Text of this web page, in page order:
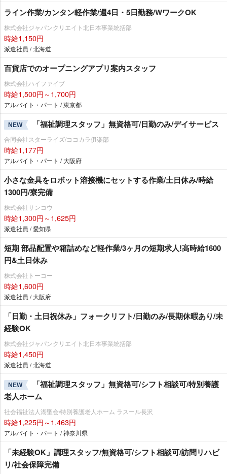
ライン作業/カンタン軽作業/週4日・5日勤務/WワークOK
株式会社ジャパンクリエイト北日本事業統括部
時給1,150円
派遣社員 / 北海道
百貨店でのオープニングアプリ案内スタッフ
株式会社ハイファイブ
時給1,500円～1,700円
アルバイト・パート / 東京都
NEW 「福祉調理スタッフ」無資格可/日勤のみ/デイサービス
合同会社スターライズ/ココカラ俱楽部
時給1,177円
アルバイト・パート / 大阪府
小さな金具をロボット溶接機にセットする作業/土日休み/時給
1300円/寮完備
株式会社サンコウ
時給1,300円～1,625円
派遣社員 / 愛知県
短期 部品配置や箱詰めなど軽作業/3ヶ月の短期求人!高時給1600
円&土日休み
株式会社トーコー
時給1,600円
派遣社員 / 大阪府
「日勤・土日祝休み」フォークリフト/日勤のみ/長期休暇あり/未
経験OK
株式会社ジャパンクリエイト北日本事業統括部
時給1,450円
派遣社員 / 北海道
NEW
「福祉調理スタッフ」無資格可/シフト相談可/特別養護
老人ホーム
社会福祉法人湖聖会/特別養護老人ホーム ラスール長沢
時給1,225円～1,463円
アルバイト・パート / 神奈川県
「未経験OK」調理スタッフ/無資格可/シフト相談可/訪問リハビ
リ/社会保障完備